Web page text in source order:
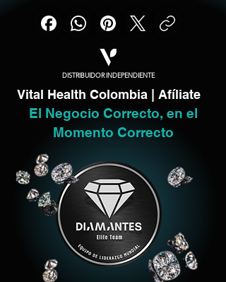
DISTRIBUIDOR INDEPENDIENTE
Vital Health Colombia | Afíliate
El Negocio Correcto, en el
Momento Correcto